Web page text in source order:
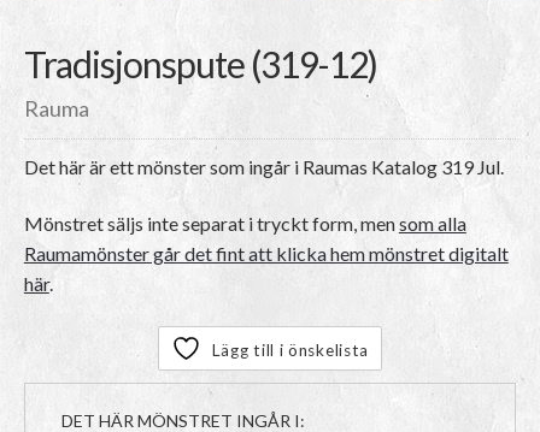
Tradisjonspute (319-12)
Rauma
Det här är ett mönster som ingår i Raumas Katalog 319 Jul.
Mönstret säljs inte separat i tryckt form, mensom alla
Raumamönster går det fint att klicka hem mönstret digitalt
här.
Lägg till i önskelista
DET HÄR MÖNSTRET INGÅR I: